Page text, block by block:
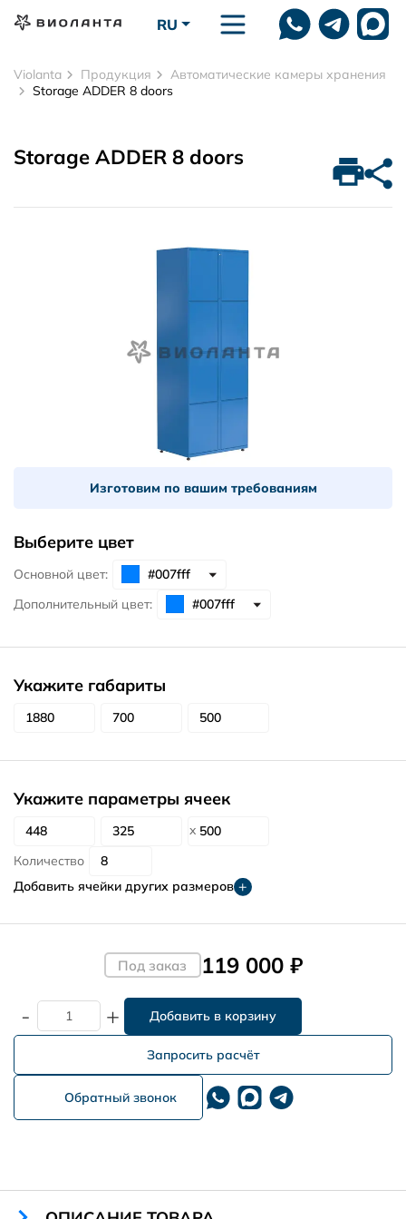
RU
Violanta Продукция
Автоматические камеры хранения
Storage ADDER 8 doors
Storage ADDER 8 doors
Изготовим по вашим требованиям
Выберите цвет
Основной цвет:
Дополнительный цвет:
Укажите габариты
Укажите параметры ячеек
Количество
Добавить ячейки других размеров
Под заказ 119 000 ₽
- +
Запросить расчёт
Обратный звонок